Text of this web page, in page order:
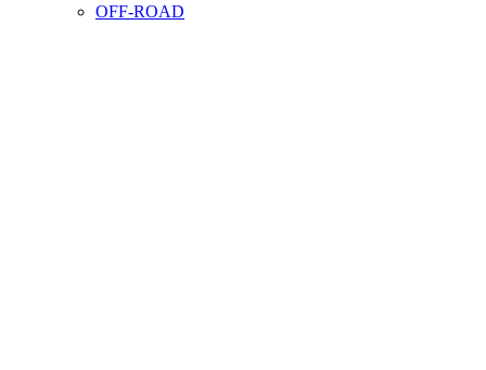
OFF-ROAD